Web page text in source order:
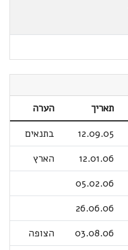
תאריך
הערה
12.09.05
בתנאים
12.01.06
הארץ
05.02.06
26.06.06
03.08.06
הצופה